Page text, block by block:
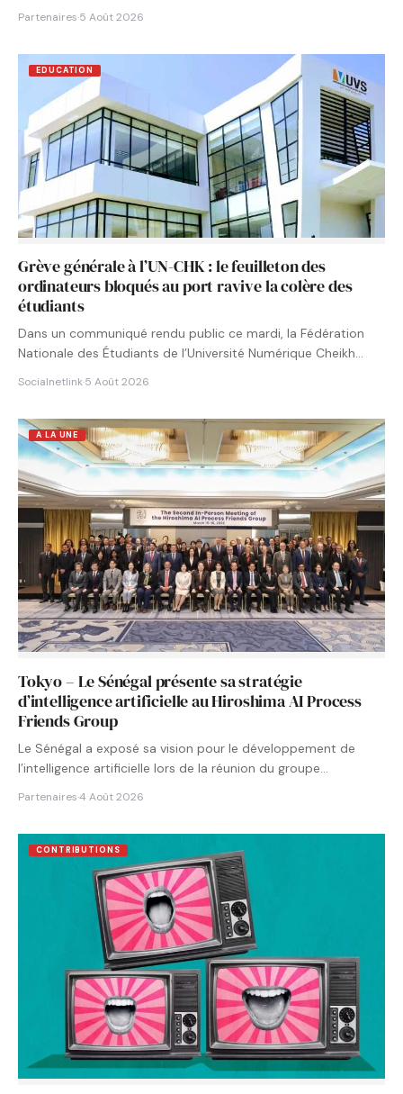
Partenaires·5 Août 2026
EDUCATION
Grève générale à l’UN-CHK : le feuilleton des
ordinateurs bloqués au port ravive la colère des
étudiants
Dans un communiqué rendu public ce mardi, la Fédération
Nationale des Étudiants de l’Université Numérique Cheikh
Socialnetlink·5 Août 2026
A LA UNE
Tokyo – Le Sénégal présente sa stratégie
d’intelligence artificielle au Hiroshima AI Process
Friends Group
Le Sénégal a exposé sa vision pour le développement de
l’intelligence artificielle lors de la réunion du groupe…
Partenaires·4 Août 2026
CONTRIBUTIONS